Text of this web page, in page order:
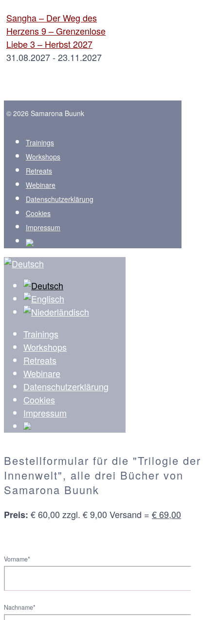
Sangha – Der Weg des
Herzens 9 – Grenzenlose
Liebe 3 – Herbst 2027
31.08.2027 - 23.11.2027
© 2026 Samarona Buunk
Trainings
Workshops
Retreats
Webinare
Datenschutzerklärung
Cookies
Impressum
Trainings
Workshops
Retreats
Webinare
Datenschutzerklärung
Cookies
Impressum
Bestellformular für die "Trilogie der
Innenwelt", alle drei Bücher von
Samarona Buunk
Preis: € 60,00 zzgl. € 9,00 Versand = € 69,00
Vorname*
Nachname*